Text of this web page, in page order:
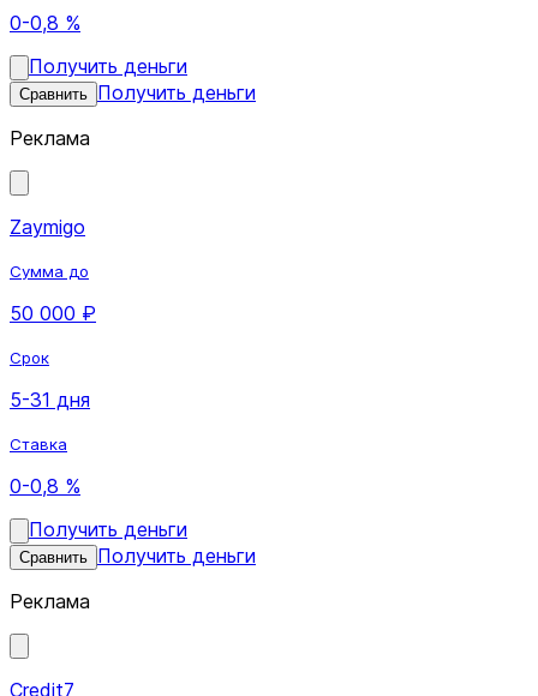
0-0,8 %
Получить деньги
Сравнить Получить деньги
Реклама
Zaymigo
Сумма до
50 000 ₽
Срок
5-31 дня
Ставка
0-0,8 %
Получить деньги
Сравнить Получить деньги
Реклама
Credit7